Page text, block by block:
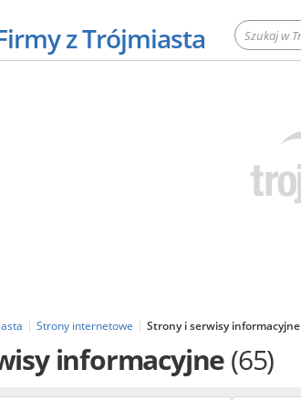
z Trójmiasta
Strony internetowe Strony i serwisy informacyjne
informacyjne(65)